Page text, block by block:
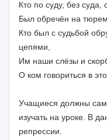
Кто по суду, без
Был обречён на
Кто был с судьбой
цепями,
Им наши слёзы и
О ком говориться в
Учащиеся должны
изучать на уроке. В
репрессии.